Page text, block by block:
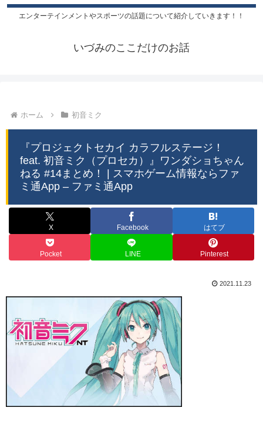
エンターテインメントやスポーツの話題について紹介していきます！！
いづみのここだけのお話
ホーム 初音ミク
『プロジェクトセカイ カラフルステージ！
feat. 初音ミク（プロセカ）』ワンダショちゃん
ねる #14まとめ！ | スマホゲーム情報ならファ
ミ通App – ファミ通App
X Facebook はてブ
Pocket LINE Pinterest
2021.11.23